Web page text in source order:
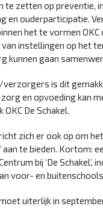
te zetten op preventie,
en ouderparticipatie.
het te vormen OKC
van instellingen op het
kunnen gaan
is dit
en opvoeding kan
De Schakel.
zich er ook op om
aan te bieden. Kortom:
bij ‘De Schakel’,
voor- en
uiterlijk in